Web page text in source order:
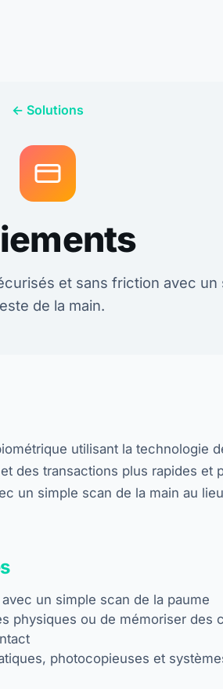
← Solutions
et sans friction avec un
de la main.
utilisant la technologie
des transactions plus rapides et
un simple scan de la main au
un simple scan de la paume
physiques ou de mémoriser des
photocopieuses et